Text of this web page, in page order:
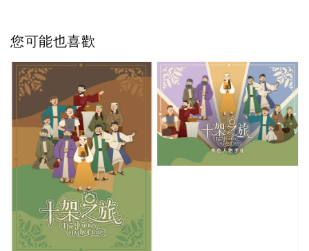
您可能也喜歡